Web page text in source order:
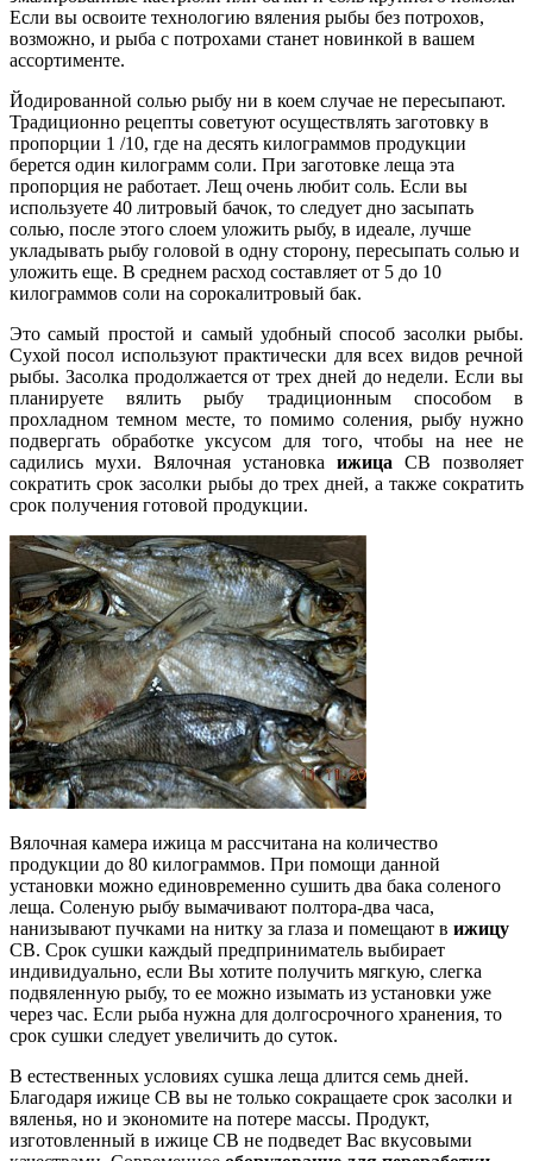
Если вы освоите технологию вяления рыбы без потрохов,
возможно, и рыба с потрохами станет новинкой в вашем
ассортименте.
Йодированной солью рыбу ни в коем случае не пересыпают.
Традиционно рецепты советуют осуществлять заготовку в
пропорции 1 /10, где на десять килограммов продукции
берется один килограмм соли. При заготовке леща эта
пропорция не работает. Лещ очень любит соль. Если вы
используете 40 литровый бачок, то следует дно засыпать
солью, после этого слоем уложить рыбу, в идеале, лучше
укладывать рыбу головой в одну сторону, пересыпать солью и
уложить еще. В среднем расход составляет от 5 до 10
килограммов соли на сорокалитровый бак.
Это самый простой и самый удобный способ засолки рыбы.
Сухой посол используют практически для всех видов речной
рыбы. Засолка продолжается от трех дней до недели. Если вы
планируете вялить рыбу традиционным способом в
прохладном темном месте, то помимо соления, рыбу нужно
подвергать обработке уксусом для того, чтобы на нее не
садились мухи. Вялочная установка ижица CВ позволяет
сократить срок засолки рыбы до трех дней, а также сократить
срок получения готовой продукции.
Вялочная камера ижица м рассчитана на количество
продукции до 80 килограммов. При помощи данной
установки можно единовременно сушить два бака соленого
леща. Соленую рыбу вымачивают полтора-два часа,
нанизывают пучками на нитку за глаза и помещают в ижицу
СВ. Срок сушки каждый предприниматель выбирает
индивидуально, если Вы хотите получить мягкую, слегка
подвяленную рыбу, то ее можно изымать из установки уже
через час. Если рыба нужна для долгосрочного хранения, то
срок сушки следует увеличить до суток.
В естественных условиях сушка леща длится семь дней.
Благодаря ижице CB вы не только сокращаете срок засолки и
вяленья, но и экономите на потере массы. Продукт,
изготовленный в ижице СВ не подведет Вас вкусовыми